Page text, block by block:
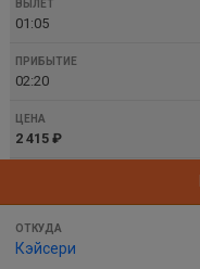
01:05
02:20
2 415 ₽
Кэйсери